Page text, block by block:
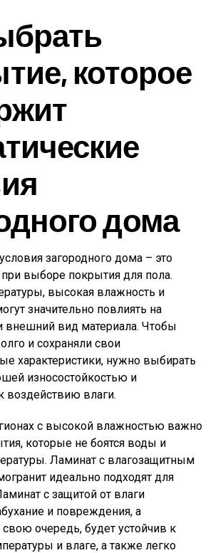
которое
дома
загородного дома – это
выборе покрытия для пола.
высокая влажность и
значительно повлиять на
внешний вид материала. Чтобы
и сохраняли свои
характеристики, нужно выбирать
износостойкостью и
воздействию влаги.
с высокой влажностью важно
которые не боятся воды и
Ламинат с влагозащитным
идеально подходят для
с защитой от влаги
и повреждения, а
свою очередь, будет устойчив к
и влаге, а также легко